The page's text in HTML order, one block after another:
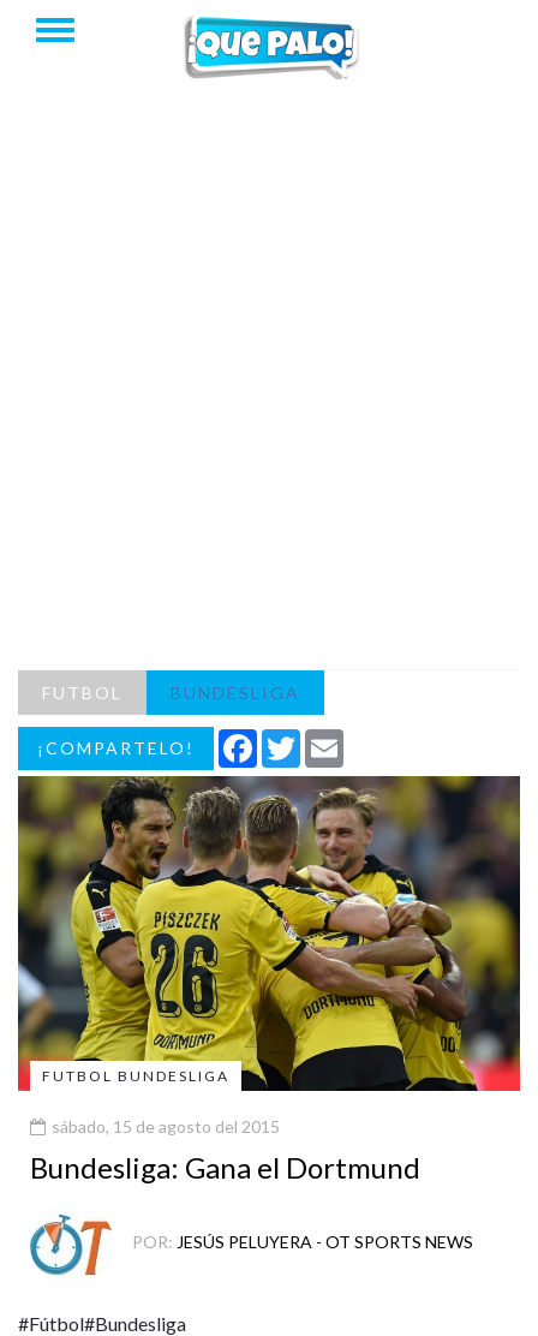
FUTBOL BUNDESLIGA
¡COMPARTELO! Facebook
Twitter
FUTBOL BUNDESLIGA
sábado, 15 de agosto del 2015
Bundesliga: Gana el Dortmund
POR: JESÚS PELUYERA - OT SPORTS NEWS
#Fútbol#Bundesliga